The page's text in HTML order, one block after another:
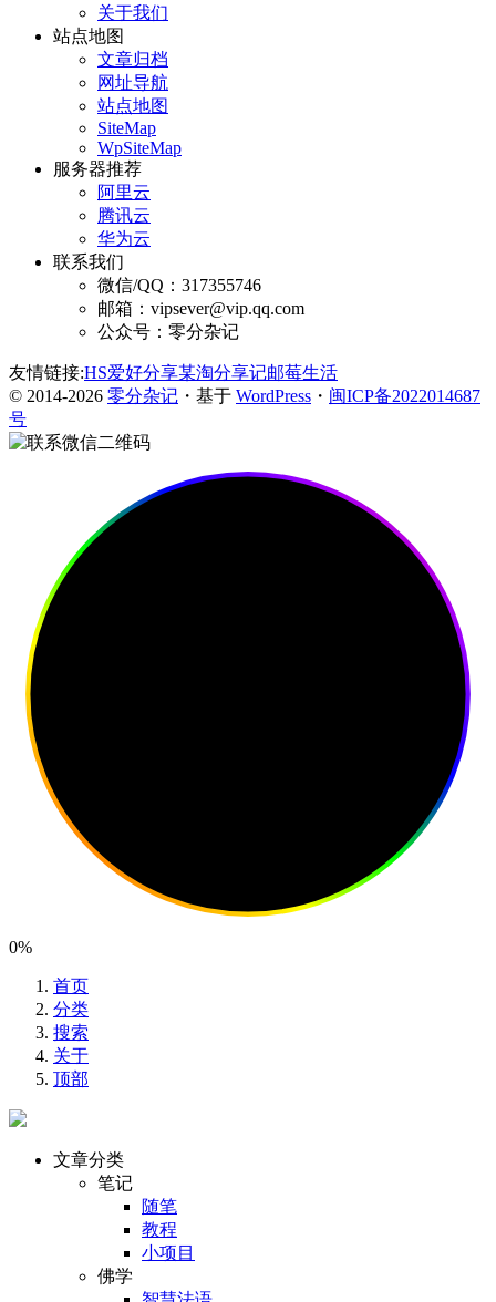
关于我们
站点地图
文章归档
网址导航
站点地图
SiteMap
WpSiteMap
服务器推荐
阿里云
腾讯云
华为云
联系我们
微信/QQ：317355746
邮箱：vipsever@vip.qq.com
公众号：零分杂记
友情链接:HS爱好分享某淘分享记邮莓生活
© 2014-2026 零分杂记 ・基于 WordPress ・ 闽ICP备2022014687
号
0%
首页
分类
搜索
关于
顶部
文章分类
笔记
随笔
教程
小项目
佛学